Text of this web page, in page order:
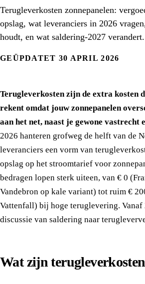
Terugleverkosten zonnepanelen:
opslag, wat leveranciers in 2026
houdt, en wat saldering-2027 verandert.
GEÜPDATET 30 APRIL 2026
Terugleverkosten zijn de extra kosten
rekent omdat jouw zonnepanelen
aan het net, naast je gewone vastrecht
2026 hanteren grofweg de helft van de
leveranciers een vorm van
opslag op het stroomtarief voor
bedragen lopen sterk uiteen, van € 0
Vandebron op kale variant) tot ruim €
Vattenfall) bij hoge teruglevering. Vanaf
discussie van saldering naar
Wat zijn